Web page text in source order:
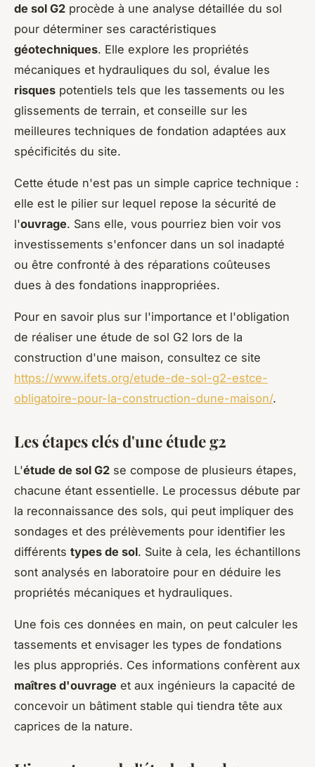
de sol G2 procède à une analyse détaillée du sol
pour déterminer ses caractéristiques
géotechniques. Elle explore les propriétés
mécaniques et hydrauliques du sol, évalue les
risques potentiels tels que les tassements ou les
glissements de terrain, et conseille sur les
meilleures techniques de fondation adaptées aux
spécificités du site.
Cette étude n'est pas un simple caprice technique :
elle est le pilier sur lequel repose la sécurité de
l'ouvrage. Sans elle, vous pourriez bien voir vos
investissements s'enfoncer dans un sol inadapté
ou être confronté à des réparations coûteuses
dues à des fondations inappropriées.
Pour en savoir plus sur l'importance et l'obligation
de réaliser une étude de sol G2 lors de la
construction d'une maison, consultez ce site
https://www.ifets.org/etude-de-sol-g2-estce-
obligatoire-pour-la-construction-dune-maison/.
Les étapes clés d'une étude g2
L'étude de sol G2 se compose de plusieurs étapes,
chacune étant essentielle. Le processus débute par
la reconnaissance des sols, qui peut impliquer des
sondages et des prélèvements pour identifier les
différents types de sol. Suite à cela, les échantillons
sont analysés en laboratoire pour en déduire les
propriétés mécaniques et hydrauliques.
Une fois ces données en main, on peut calculer les
tassements et envisager les types de fondations
les plus appropriés. Ces informations confèrent aux
maîtres d'ouvrage et aux ingénieurs la capacité de
concevoir un bâtiment stable qui tiendra tête aux
caprices de la nature.